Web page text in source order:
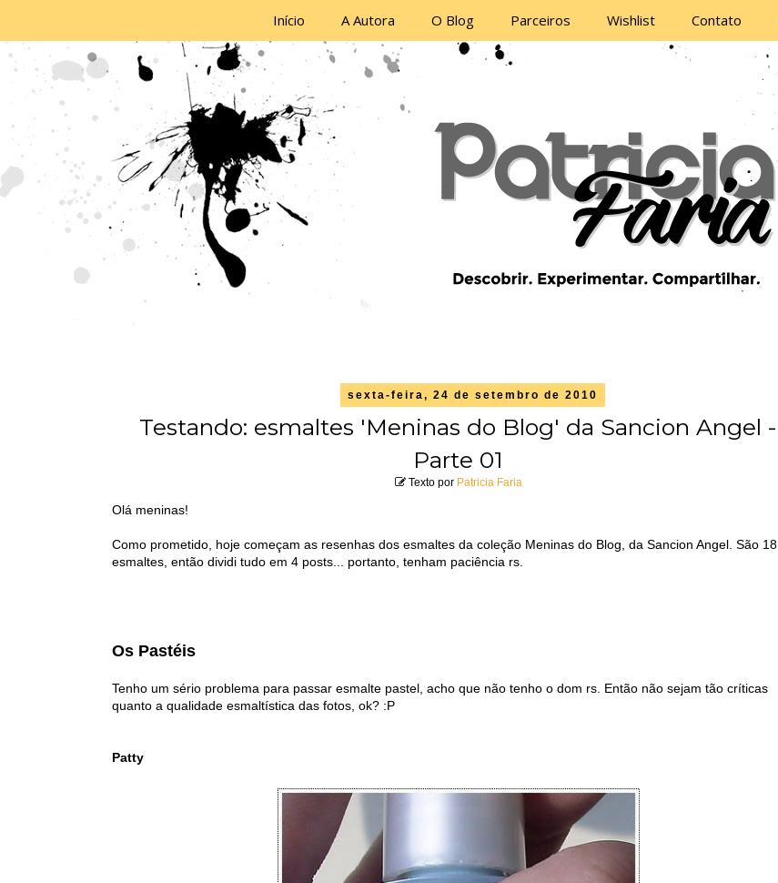
Início A Autora O Blog Parceiros Wishlist Contato
sexta-feira, 24 de setembro de 2010
Testando: esmaltes 'Meninas do Blog' da Sancion Angel -
Parte 01
Texto por Patricia Faria
Olá meninas!
Como prometido, hoje começam as resenhas dos esmaltes da coleção Meninas do Blog, da Sancion Angel. São 18
esmaltes, então dividi tudo em 4 posts... portanto, tenham paciência rs.
Os Pastéis
Tenho um sério problema para passar esmalte pastel, acho que não tenho o dom rs. Então não sejam tão críticas
quanto a qualidade esmaltística das fotos, ok? :P
Patty